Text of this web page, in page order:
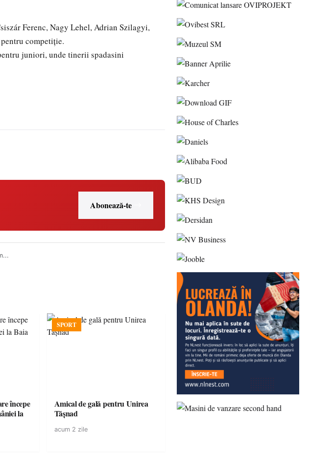
Ferenc, Nagy Lehel, Adrian Szilagyi,
competiție.
juniori, unde tinerii spadasini
Abonează-te
începe
SPORT
Amical de gală pentru Unirea
Tășnad
acum 2 zile
șoferi fără permis într-o